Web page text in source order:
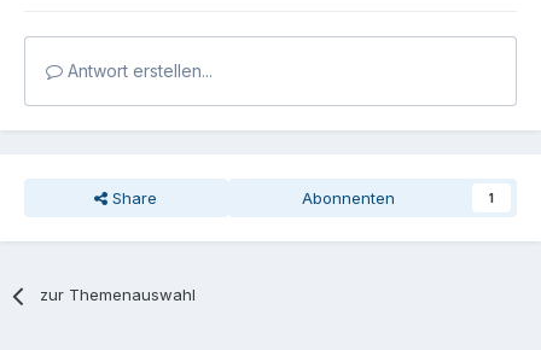
Antwort erstellen...
Share Abonnenten 1
zur Themenauswahl